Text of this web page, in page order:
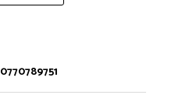
0770789751